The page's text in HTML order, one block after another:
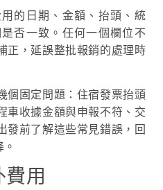
的日期、金額、抬頭、統
否一致。任何一個欄位不
正，延誤整批報銷的處理時
個固定問題：住宿發票抬頭
車收據金額與申報不符、交
發前了解這些常見錯誤，回
用